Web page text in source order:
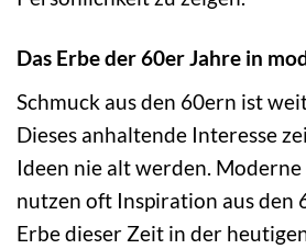
Das Erbe der 60er Jahre in
Schmuck aus den 60ern ist
Dieses anhaltende Interesse
Ideen nie alt werden.
nutzen oft Inspiration aus den
Erbe dieser Zeit in der